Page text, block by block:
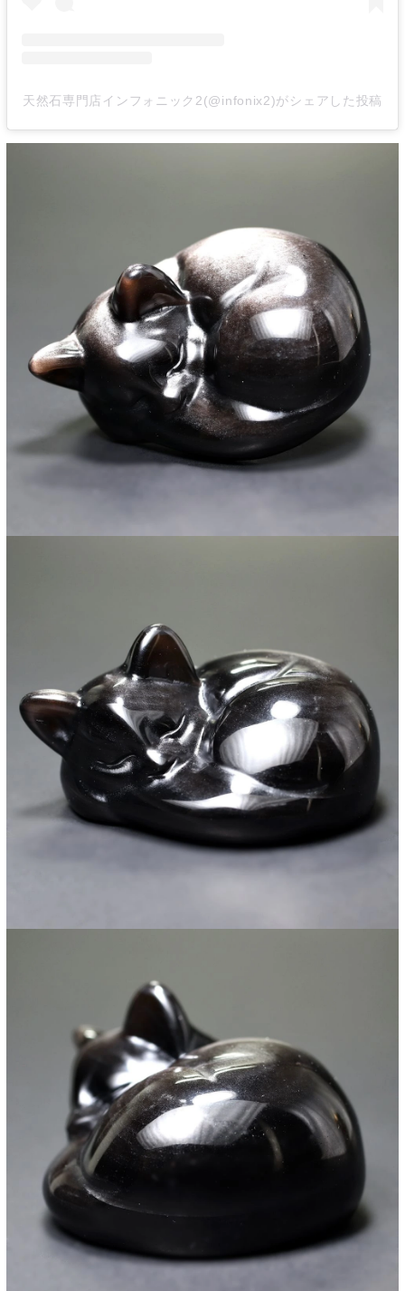
天然石専門店インフォニック2(@infonix2)がシェアした投稿